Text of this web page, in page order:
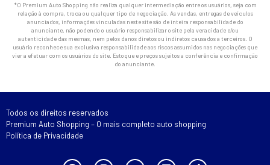
*O Premium Auto Shopping não realiza qualquer intermediação entre os usuários, seja com
relação à compra, troca ou qualquer tipo de negociação. As vendas, entregas de veículos
anunciados, informações vinculadas neste site são de inteira responsabilidade do
anunciante, não podendo o usuário responsabilizar o site pela veracidade e/ou
autenticidade das mesmas, nem pelos danos diretos ou indiretos causados a terceiros. O
usuário reconhece sua exclusiva responsabilidade aos riscos assumidos nas negociações que
vier a efetuar com os usuários do site. Estoque e preços sujeitos a conferência e confirmação
do anunciante.
Todos os direitos reservados
Premium Auto Shopping – O mais completo auto shopping
Política de Privacidade